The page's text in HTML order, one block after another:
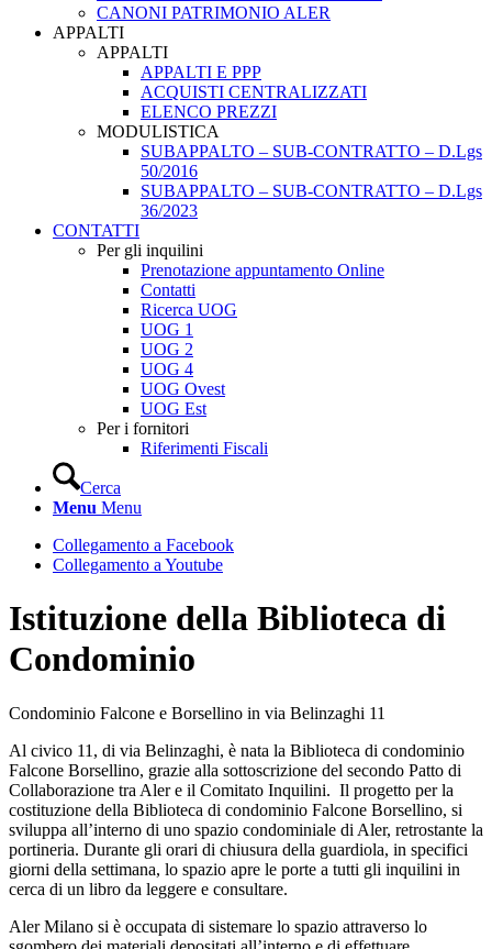
CANONI PATRIMONIO ALER
APPALTI
APPALTI
APPALTI E PPP
ACQUISTI CENTRALIZZATI
ELENCO PREZZI
MODULISTICA
SUBAPPALTO – SUB-CONTRATTO – D.Lgs
50/2016
SUBAPPALTO – SUB-CONTRATTO – D.Lgs
36/2023
CONTATTI
Per gli inquilini
Prenotazione appuntamento Online
Contatti
Ricerca UOG
UOG 1
UOG 2
UOG 4
UOG Ovest
UOG Est
Per i fornitori
Riferimenti Fiscali
Cerca
Menu Menu
Collegamento a Facebook
Collegamento a Youtube
Istituzione della Biblioteca di
Condominio
Condominio Falcone e Borsellino in via Belinzaghi 11
Al civico 11, di via Belinzaghi, è nata la Biblioteca di condominio
Falcone Borsellino, grazie alla sottoscrizione del secondo Patto di
Collaborazione tra Aler e il Comitato Inquilini. Il progetto per la
costituzione della Biblioteca di condominio Falcone Borsellino, si
sviluppa all’interno di uno spazio condominiale di Aler, retrostante la
portineria. Durante gli orari di chiusura della guardiola, in specifici
giorni della settimana, lo spazio apre le porte a tutti gli inquilini in
cerca di un libro da leggere e consultare.
Aler Milano si è occupata di sistemare lo spazio attraverso lo